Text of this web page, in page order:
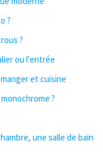
?
?
ou l'entrée
et cuisine
?
une salle de bain